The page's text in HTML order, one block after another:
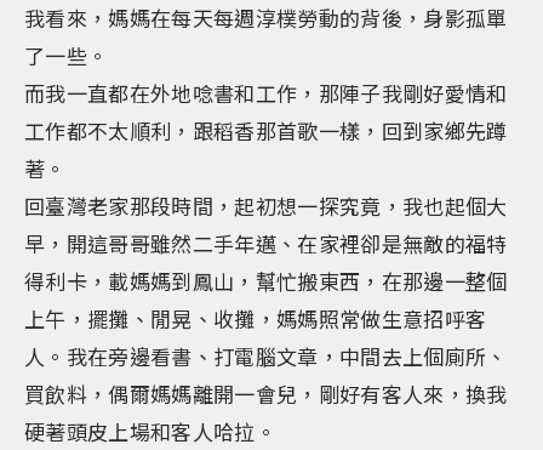
我看來，媽媽在每天每週淳樸勞動的背後，身影孤單
了一些。
而我一直都在外地唸書和工作，那陣子我剛好愛情和
工作都不太順利，跟稻香那首歌一樣，回到家鄉先蹲
著。
回臺灣老家那段時間，起初想一探究竟，我也起個大
早，開這哥哥雖然二手年邁、在家裡卻是無敵的福特
得利卡，載媽媽到鳳山，幫忙搬東西，在那邊一整個
上午，擺攤、閒晃、收攤，媽媽照常做生意招呼客
人。我在旁邊看書、打電腦文章，中間去上個廁所、
買飲料，偶爾媽媽離開一會兒，剛好有客人來，換我
硬著頭皮上場和客人哈拉。